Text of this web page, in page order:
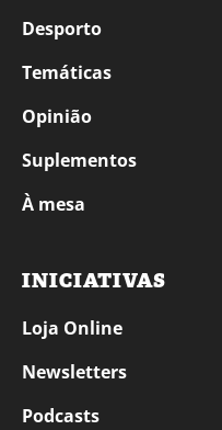
Desporto
Temáticas
Opinião
Suplementos
À mesa
INICIATIVAS
Loja Online
Newsletters
Podcasts